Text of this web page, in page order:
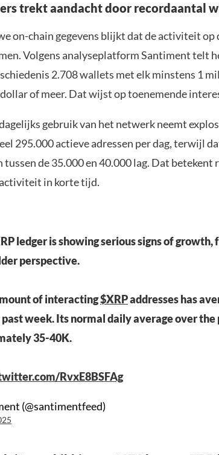
trekt aandacht door recordaantal
on-chain gegevens blijkt dat de activiteit op
Volgens analyseplatform Santiment telt
2.708 wallets met elk minstens 1
of meer. Dat wijst op toenemende
gebruik van het netwerk neemt
295.000 actieve adressen per dag, terwijl
tussen de 35.000 en 40.000 lag. Dat betekent
in korte tijd.
ledger is showing serious signs of growth,
perspective.
of interacting$XRPaddresses has
week. Its normal daily average over the
35-40K.
RvxE8BSFAg
(@santimentfeed)